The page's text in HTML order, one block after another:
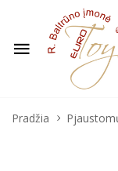
Pradžia